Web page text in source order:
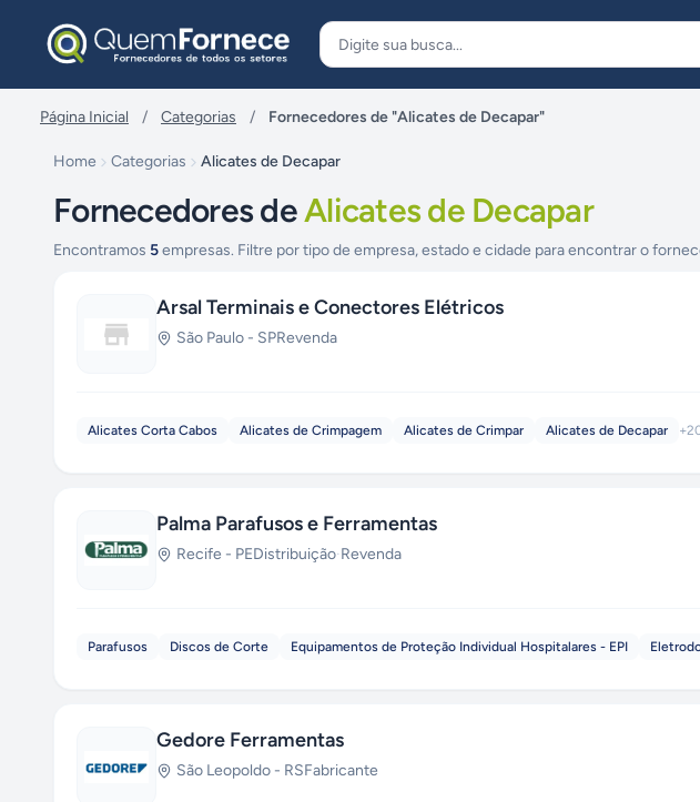
Página Inicial / Categorias / Fornecedores de "Alicates de Decapar"
Home Categorias Alicates de Decapar
Fornecedores deAlicates de Decapar
Encontramos 5empresas. Filtre por tipo de empresa, estado e cidade para encontrar o
Arsal Terminais e Conectores Elétricos
São Paulo - SPRevenda
Alicates Corta Cabos Alicates de Crimpagem Alicates de Crimpar Alicates de Decapar +
Palma Parafusos e Ferramentas
Recife - PEDistribuição·Revenda
Parafusos Discos de Corte Equipamentos de Proteção Individual Hospitalares - EPI
Gedore Ferramentas
São Leopoldo - RSFabricante